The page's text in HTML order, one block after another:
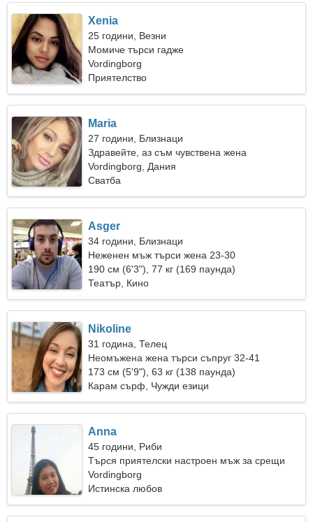
Xenia
25 години, Везни
Момиче търси гадже
Vordingborg
Приятелство
Maria
27 години, Близнаци
Здравейте, аз съм чувствена жена
Vordingborg, Дания
Сватба
Asger
34 години, Близнаци
Неженен мъж търси жена 23-30
190 см (6'3"), 77 кг (169 паунда)
Театър, Кино
Nikoline
31 година, Телец
Неомъжена жена търси съпруг 32-41
173 см (5'9"), 63 кг (138 паунда)
Карам сърф, Чужди езици
Anna
45 години, Риби
Търся приятелски настроен мъж за срещи
Vordingborg
Истинска любов